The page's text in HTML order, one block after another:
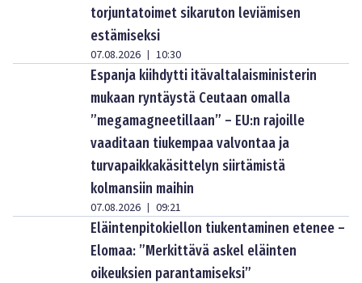
torjuntatoimet sikaruton leviämisen
estämiseksi
07.08.2026 | 10:30
Espanja kiihdytti itävaltalaisministerin
mukaan ryntäystä Ceutaan omalla
”megamagneetillaan” – EU:n rajoille
vaaditaan tiukempaa valvontaa ja
turvapaikkakäsittelyn siirtämistä
kolmansiin maihin
07.08.2026 | 09:21
Eläintenpitokiellon tiukentaminen etenee –
Elomaa: ”Merkittävä askel eläinten
oikeuksien parantamiseksi”